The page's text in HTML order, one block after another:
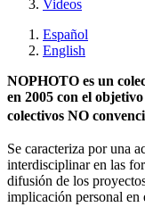
Videos
Español
English
NOPHOTO es un
en 2005 con el
colectivos NO
Se caracteriza por una
interdisciplinar en las
difusión de los
implicación personal en